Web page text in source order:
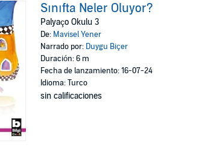
Sınıfta Neler Oluyor?
Palyaço Okulu 3
De: Mavisel Yener
Narrado por: Duygu Biçer
Duración: 6 m
Fecha de lanzamiento: 16-07-24
Idioma: Turco
sin calificaciones